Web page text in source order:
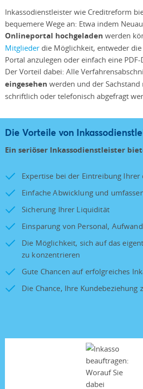
Inkassodienstleister wie Creditreform
bequemere Wege an: Etwa indem
Onlineportal hochgeladen werden
Mitglieder die Möglichkeit, entweder
Portal anzulegen oder einfach eine
Der Vorteil dabei: Alle
eingesehen werden und der
schriftlich oder telefonisch abgefragt
Die Vorteile von
Ein seriöser Inkassodienstleister
Expertise bei der Eintreibung
Einfache Abwicklung und
Sicherung Ihrer Liquidität
Einsparung von Personal,
Die Möglichkeit, sich auf das
zu konzentrieren
Gute Chancen auf erfolgreiches
Die Chance, Ihre Kundebeziehung